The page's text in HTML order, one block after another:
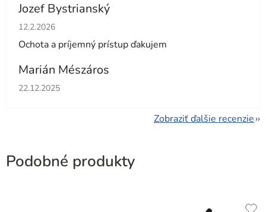
Jozef Bystrianský
Hodnotenie obchodu je 5 z 5 hviezdičiek.
12.2.2026
Ochota a príjemný prístup ďakujem
Marián Mészáros
Hodnotenie obchodu je 5 z 5 hviezdičiek.
22.12.2025
Zobraziť ďalšie recenzie
Podobné produkty